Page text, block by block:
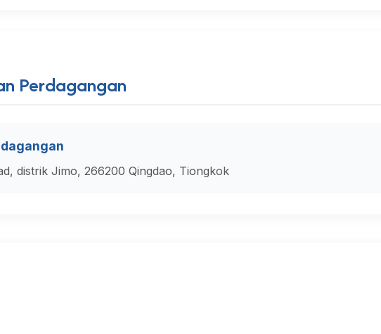
Perdagangan
distrik Jimo, 266200 Qingdao, Tiongkok